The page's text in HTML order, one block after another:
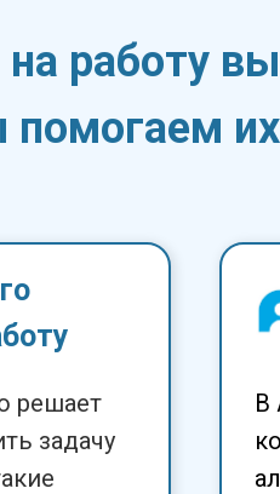
работу
решает
задачу
В